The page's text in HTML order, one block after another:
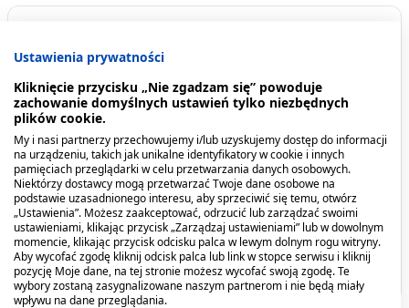
Anida Anti-Age, krem-
koncentrat do rąk i
paznokci, 100 ml
6,89 zł
Anida, krem do rąk,
glicerynowo-migdałowy,
125 ml
5,29 zł
Opis produktu
Kiedy stosować produkt?
Dawkowanie
Przeciwwskazania. Kto nie powinien
przyjmować produktu?
Pokaż więcej
Ustawienia prywatności
Kliknięcie przycisku „Nie zgadzam się” powoduje
zachowanie domyślnych ustawień tylko niezbędnych
plików cookie.
My i nasi partnerzy przechowujemy i/lub uzyskujemy dostęp do informacji
na urządzeniu, takich jak unikalne identyfikatory w cookie i innych
pamięciach przeglądarki w celu przetwarzania danych osobowych.
Niektórzy dostawcy mogą przetwarzać Twoje dane osobowe na
podstawie uzasadnionego interesu, aby sprzeciwić się temu, otwórz
„Ustawienia”. Możesz zaakceptować, odrzucić lub zarządzać swoimi
ustawieniami, klikając przycisk „Zarządzaj ustawieniami” lub w dowolnym
momencie, klikając przycisk odcisku palca w lewym dolnym rogu witryny.
Aby wycofać zgodę kliknij odcisk palca lub link w stopce serwisu i kliknij
pozycję Moje dane, na tej stronie możesz wycofać swoją zgodę. Te
wybory zostaną zasygnalizowane naszym partnerom i nie będą miały
wpływu na dane przeglądania.